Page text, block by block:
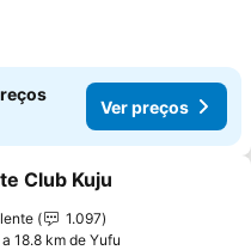
Ver preços
aos favoritos
Club Kuju
1.097
18.8 km de Yufu